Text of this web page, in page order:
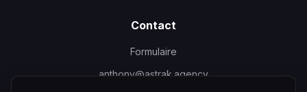
Contact
Formulaire
anthony@astrak.agency